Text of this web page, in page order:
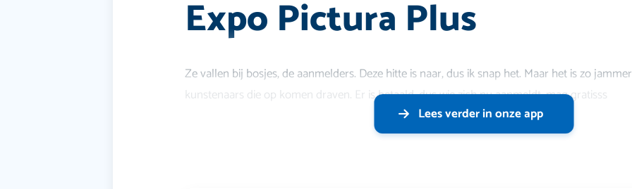
Expo Pictura Plus
Ze vallen bij bosjes, de aanmelders. Deze hitte is naar, dus ik snap het. Maar het is zo
kunstenaars die op komen draven. Er is betaald, dus wie zich nu aanmeldt, mag gratisss
Lees verder in onze app